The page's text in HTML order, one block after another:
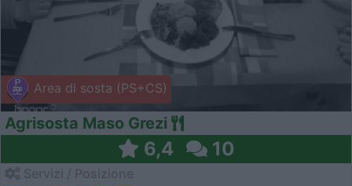
Area di sosta (PS+CS)
Agrisosta Maso Grezi
6,4 10